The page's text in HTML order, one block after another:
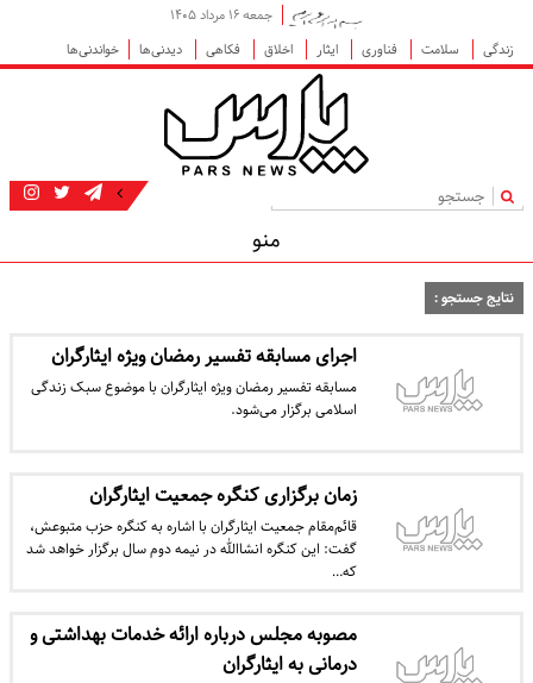
جمعه ۱۶ مرداد ۱۴۰۵
زندگی
سلامت فناوری ایثار اخلاق فکاهی دیدنی‌ها خواندنی‌ها
|
منو
نتایج جستجو :
اجرای مسابقه تفسیر رمضان ویژه ایثارگران
مسابقه تفسیر رمضان ویژه ایثارگران با موضوع سبک زندگی
اسلامی برگزار می‌شود.
زمان برگزاری کنگره جمعیت ایثارگران
قائم‌مقام جمعیت ایثارگران با اشاره به کنگره حزب متبوعش،
گفت: این کنگره انشاالله در نیمه دوم سال برگزار خواهد شد
که…
مصوبه مجلس درباره ارائه خدمات بهداشتی و
درمانی به ایثارگران